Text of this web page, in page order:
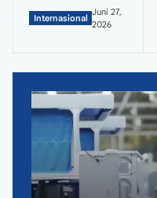
Internasional
Juni 27,
2026